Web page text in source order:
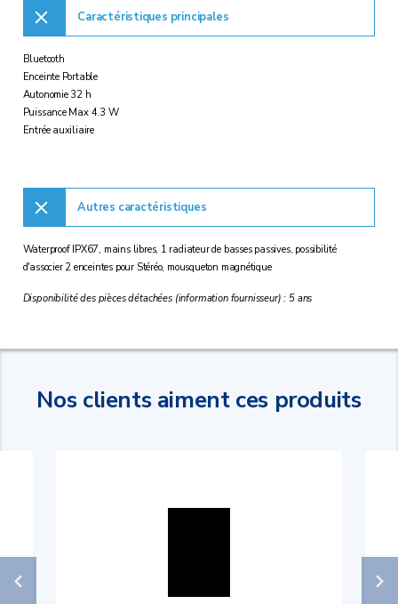
Caractéristiques principales
Bluetooth
Enceinte Portable
Autonomie 32 h
Puissance Max 4.3 W
Entrée auxiliaire
Autres caractéristiques
Waterproof IPX67, mains libres, 1 radiateur de basses passives, possibilité
d'associer 2 enceintes pour Stéréo, mousqueton magnétique
Disponibilité des pièces détachées (information fournisseur) : 5 ans
Nos clients aiment ces produits